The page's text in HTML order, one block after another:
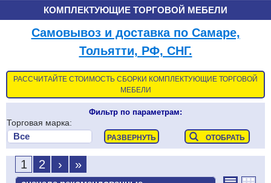
КОМПЛЕКТУЮЩИЕ ТОРГОВОЙ МЕБЕЛИ
Самовывоз и доставка по Самаре,
Тольятти, РФ, СНГ.
РАССЧИТАЙТЕ СТОИМОСТЬ СБОРКИ КОМПЛЕКТУЮЩИЕ ТОРГОВОЙ
МЕБЕЛИ
Фильтр по параметрам:
Торговая марка:
1 2 › »